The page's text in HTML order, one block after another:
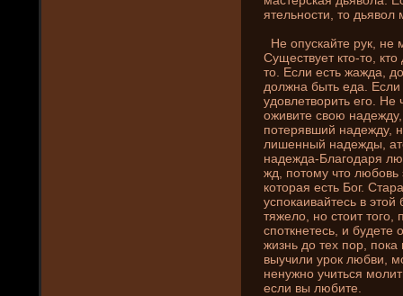
ятельности, то дьявол
Не опускайте рук, не
Существует кто-то,
то. Если есть жажда,
должна быть еда.
удовлетворить его. Не
оживите свою
потерявший наде­жду,
лишенный наде­жды,
наде­жда-Благодаря
жд, потому что
которая есть Бог.
успокаивайтесь в
тяжело, но стоит того,
споткнетесь, и
жизнь до тех пор,
выучили урок любви,
ненужно учиться
если вы любите.